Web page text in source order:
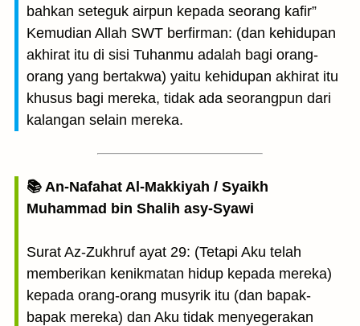
bahkan seteguk airpun kepada seorang kafir”
Kemudian Allah SWT berfirman: (dan kehidupan
akhirat itu di sisi Tuhanmu adalah bagi orang-
orang yang bertakwa) yaitu kehidupan akhirat itu
khusus bagi mereka, tidak ada seorangpun dari
kalangan selain mereka.
📚 An-Nafahat Al-Makkiyah / Syaikh
Muhammad bin Shalih asy-Syawi
Surat Az-Zukhruf ayat 29: (Tetapi Aku telah
memberikan kenikmatan hidup kepada mereka)
kepada orang-orang musyrik itu (dan bapak-
bapak mereka) dan Aku tidak menyegerakan